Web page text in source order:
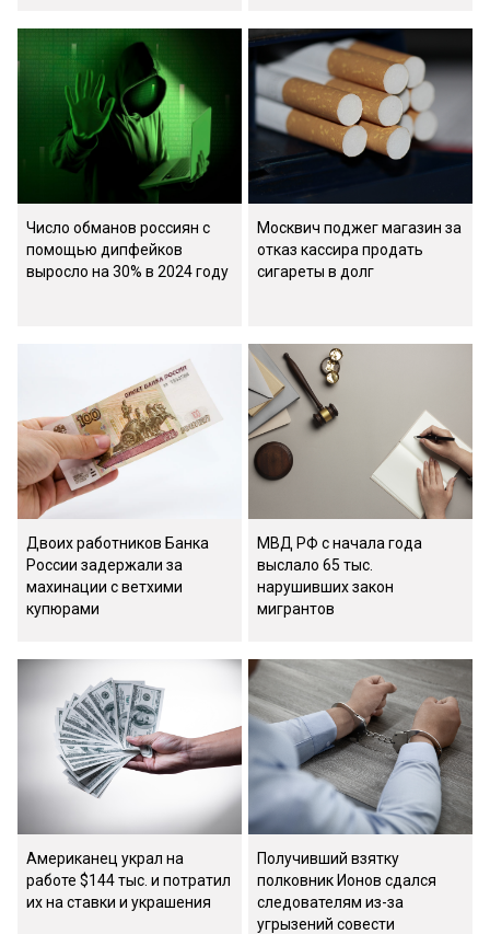
Число обманов россиян с
помощью дипфейков
выросло на 30% в 2024 году
Москвич поджег магазин за
отказ кассира продать
сигареты в долг
Двоих работников Банка
России задержали за
махинации с ветхими
купюрами
МВД РФ с начала года
выслало 65 тыс.
нарушивших закон
мигрантов
Американец украл на
работе $144 тыс. и потратил
их на ставки и украшения
Получивший взятку
полковник Ионов сдался
следователям из-за
угрызений совести